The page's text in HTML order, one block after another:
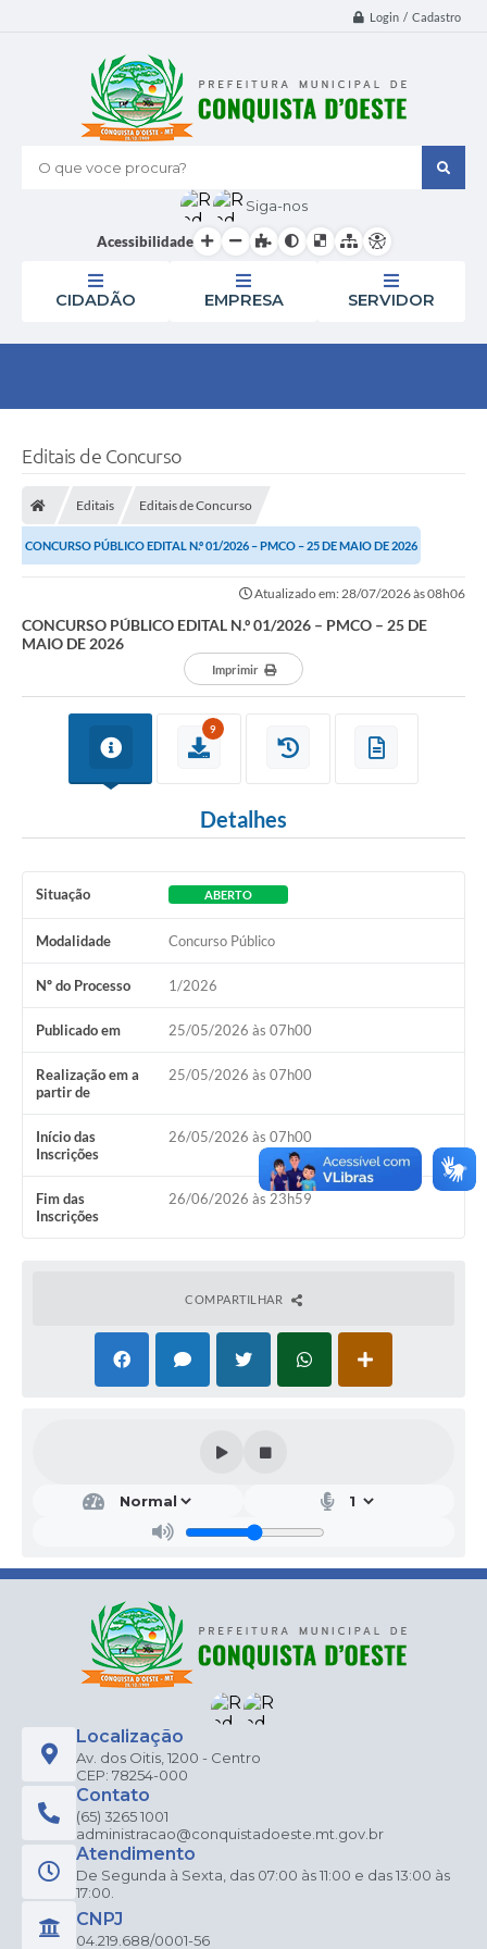
Login / Cadastro
O que voce procura?
Siga-nos
Acessibilidade
CIDADÃO EMPRESA SERVIDOR
Editais de Concurso
Editais Editais de Concurso
CONCURSO PÚBLICO EDITAL N.º 01/2026 – PMCO – 25 DE MAIO DE 2026
Atualizado em: 28/07/2026 às 08h06
CONCURSO PÚBLICO EDITAL N.º 01/2026 – PMCO – 25 DE
MAIO DE 2026
Imprimir
9
Detalhes
Situação ABERTO
Modalidade Concurso Público
Nº do Processo 1/2026
Publicado em 25/05/2026 às 07h00
Realização em a
partir de
25/05/2026 às 07h00
Início das
Inscrições
26/05/2026 às 07h00
Fim das
Inscrições
26/06/2026 às 23h59
COMPARTILHAR
Localização
Av. dos Oitis, 1200 - Centro
CEP: 78254-000
Contato
(65) 3265 1001
administracao@conquistadoeste.mt.gov.br
Atendimento
De Segunda à Sexta, das 07:00 às 11:00 e das 13:00 às
17:00.
CNPJ
04.219.688/0001-56